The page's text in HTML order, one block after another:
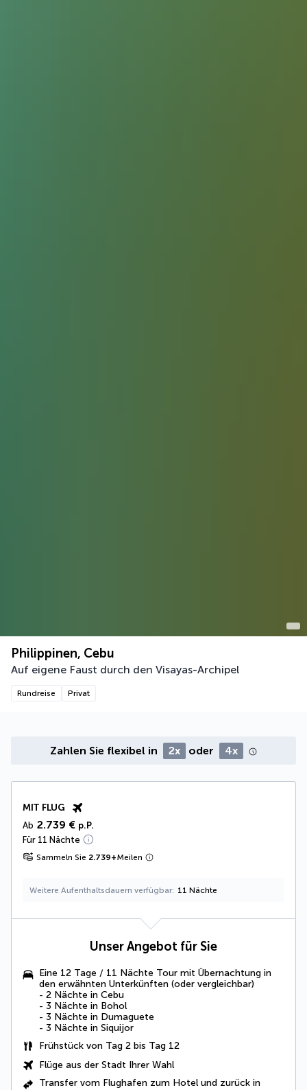
Philippinen, Cebu
Auf eigene Faust durch den Visayas-Archipel
Rundreise Privat
Zahlen Sie flexibel in 2x oder 4x
MIT FLUG
Ab 2.739 € p.P.
Für 11 Nächte
Sammeln Sie 2.739+Meilen
Weitere Aufenthaltsdauern verfügbar 11 Nächte
Unser Angebot für Sie
Eine 12 Tage / 11 Nächte Tour mit Übernachtung in
den erwähnten Unterkünften (oder vergleichbar)
- 2 Nächte in Cebu
- 3 Nächte in Bohol
- 3 Nächte in Dumaguete
- 3 Nächte in Siquijor
Frühstück von Tag 2 bis Tag 12
Flüge aus der Stadt Ihrer Wahl
Transfer vom Flughafen zum Hotel und zurück in